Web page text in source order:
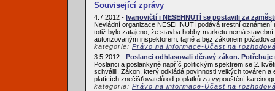
Související zprávy
4.7.2012 - Ivanovičtí i NESEHNUTÍ se postavili za
Nevládní organizace NESEHNUTÍ podává trestní
totiž bylo zatajeno, že stavba hobby marketu nemá
autorizovaným inspektorem: tajně a bez zákonem
kategorie: Právo na informace-Účast na
3.5.2012 - Poslanci odhlasovali děravý zákon. Potřebuje
Poslanci a poslankyně napříč politickým spektrem se 2.
schválili. Zákon, který odkládá povinnosti velkých továren
platících znečišťovatelů od poplatků za vypouštění
kategorie: Právo na informace-Účast na